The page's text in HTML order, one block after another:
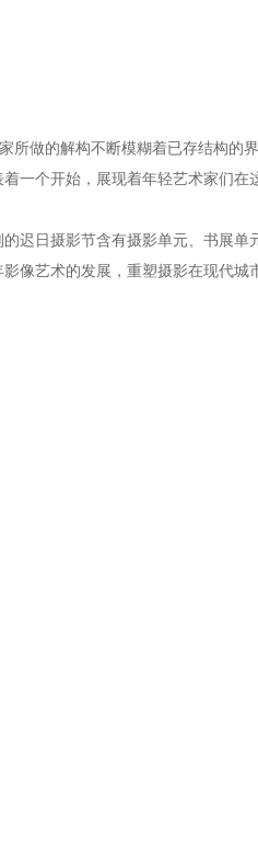
所做的解构不断模糊着已存结构的
一个开始，展现着年轻艺术家们在
迟日摄影节含有摄影单元、书展单
像艺术的发展，重塑摄影在现代城